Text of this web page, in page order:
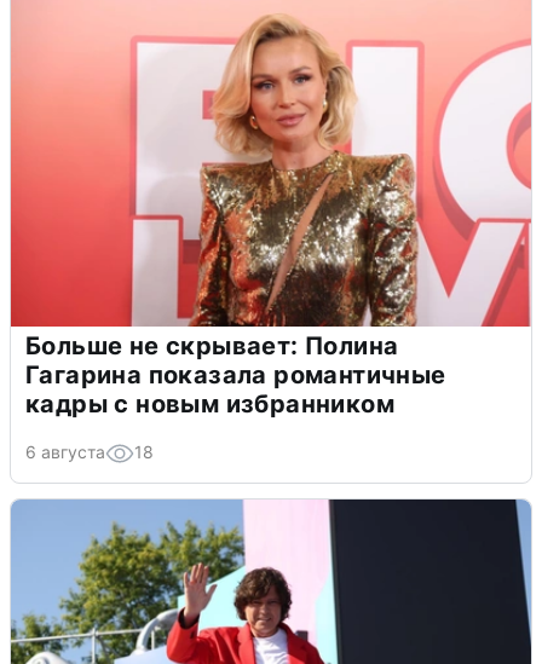
Больше не скрывает: Полина
Гагарина показала романтичные
кадры с новым избранником
6 августа 18